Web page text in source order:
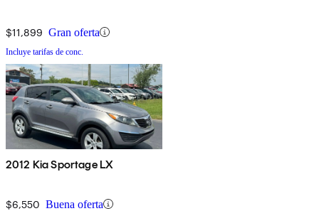
$11,899 Gran oferta
Incluye tarifas de conc.
2012 Kia Sportage LX
$6,550 Buena oferta